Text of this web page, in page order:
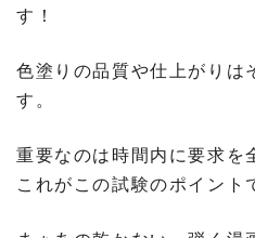
す！
色塗りの品質や仕上がりは
す。
重要なのは時間内に要求を
これがこの試験のポイント